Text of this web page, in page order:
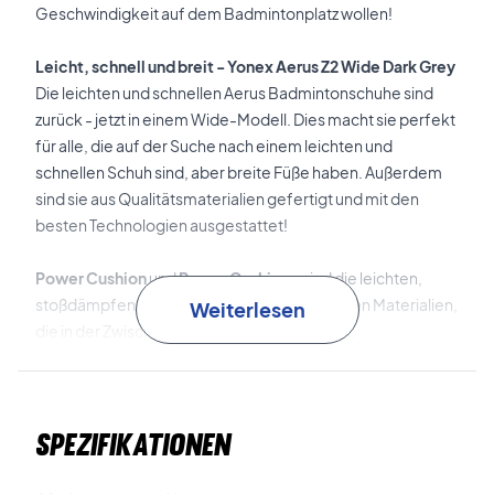
Geschwindigkeit auf dem Badmintonplatz wollen!
Leicht, schnell und breit - Yonex Aerus Z2 Wide Dark Grey
Die leichten und schnellen Aerus Badmintonschuhe sind
zurück - jetzt in einem Wide-Modell. Dies macht sie perfekt
für alle, die auf der Suche nach einem leichten und
schnellen Schuh sind, aber breite Füße haben. Außerdem
sind sie aus Qualitätsmaterialien gefertigt und mit den
besten Technologien ausgestattet!
Power CushionundPower Cushion+sind die leichten,
stoßdämpfenden und energie-rückführenden Materialien,
die in der Zwischensohle verwendet werden.
wird. Dies sorgt für ein leichtes und atmungsaktives
Weiterlesen
Spezifikationen